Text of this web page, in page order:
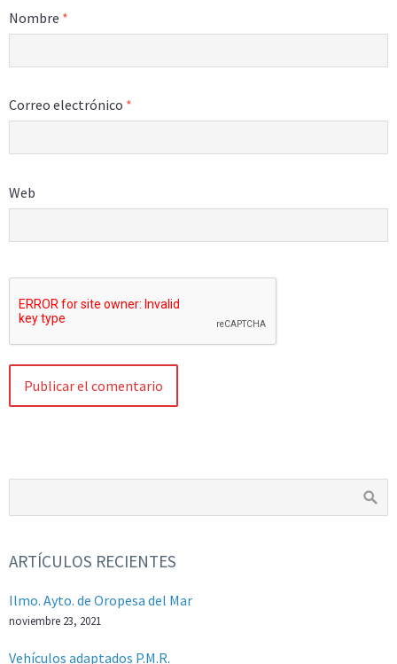
Nombre *
Correo electrónico *
Web
ARTÍCULOS RECIENTES
Ilmo. Ayto. de Oropesa del Mar
noviembre 23, 2021
Vehículos adaptados P.M.R.